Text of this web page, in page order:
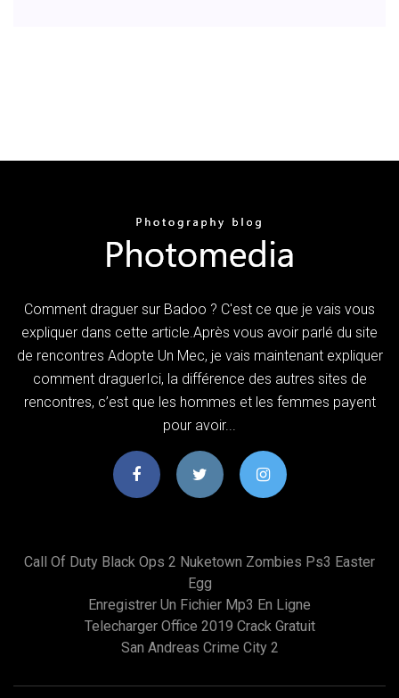
Comment draguer sur Badoo ? C'est ce que je vais vous
expliquer dans cette article.Après vous avoir parlé du site
de rencontres Adopte Un Mec, je vais maintenant expliquer
comment draguerIci, la différence des autres sites de
rencontres, c’est que les hommes et les femmes payent
pour avoir...
Call Of Duty Black Ops 2 Nuketown Zombies Ps3 Easter
Egg
Enregistrer Un Fichier Mp3 En Ligne
Telecharger Office 2019 Crack Gratuit
San Andreas Crime City 2